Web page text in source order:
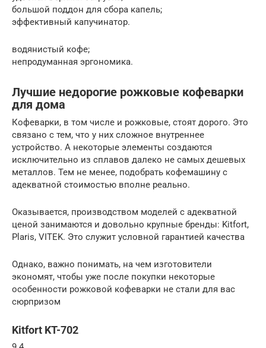
большой поддон для сбора капель;
эффективный капучинатор.
водянистый кофе;
непродуманная эргономика.
Лучшие недорогие рожковые кофеварки
для дома
Кофеварки, в том числе и рожковые, стоят дорого. Это
связано с тем, что у них сложное внутреннее
устройство. А некоторые элементы создаются
исключительно из сплавов далеко не самых дешевых
металлов. Тем не менее, подобрать кофемашину с
адекватной стоимостью вполне реально.
Оказывается, производством моделей с адекватной
ценой занимаются и довольно крупные бренды: Kitfort,
Plaris, VITEK. Это служит условной гарантией качества
Однако, важно понимать, на чем изготовители
экономят, чтобы уже после покупки некоторые
особенности рожковой кофеварки не стали для вас
сюрпризом
Kitfort KT-702